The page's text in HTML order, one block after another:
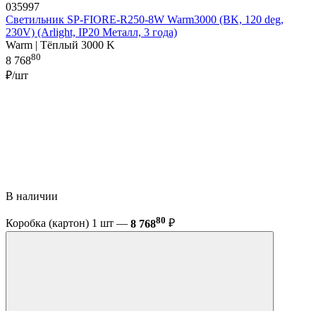
035997
Светильник SP-FIORE-R250-8W Warm3000 (BK, 120 deg,
230V) (Arlight, IP20 Металл, 3 года)
Warm | Тёплый 3000 K
8 76880
₽/шт
В наличии
Коробка (картон) 1 шт — 8 76880 ₽